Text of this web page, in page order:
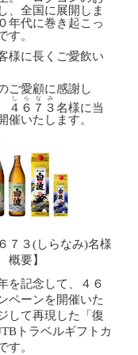
、全国に展開しま
年代に巻き起こっ
す。
様に長くご愛飲い
ご愛顧に感謝し
４６７３
しらなみ
名様に当
催いたします。
７３(しらなみ)名様
要】
を記念して、４６
ペーンを開催いた
して再現した「復
トラベルギフトカ
す。